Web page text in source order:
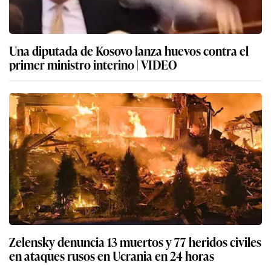
Una diputada de Kosovo lanza huevos contra el
primer ministro interino | VIDEO
Zelensky denuncia 13 muertos y 77 heridos civiles
en ataques rusos en Ucrania en 24 horas